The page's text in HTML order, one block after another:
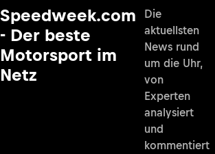
Speedweek.com
- Der beste
Motorsport im
Netz
Die
aktuellsten
News rund
um die Uhr,
von
Experten
analysiert
und
kommentiert